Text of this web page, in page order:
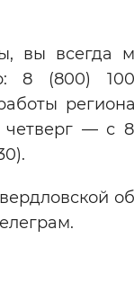
вы всегда
8 (800)
— с